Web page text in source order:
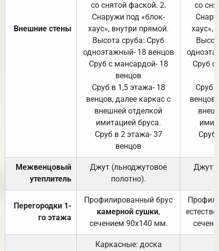
Внешние стены
со снятой фаской. 2.
Снаружи под «блок-
хаус», внутри прямой.
Высота сруба: Сруб
одноэтажный- 18 венцов
Сруб с мансардой- 18
венцов
Сруб в 1,5 этажа- 18
венцов, далее каркас с
внешней отделкой
имитацией бруса.
Сруб в 2 этажа- 37
венцов
со
хаус»,
Сруб с
Сруб
Сруб
Межвенцовый
утеплитель
Джут (льноджутовое
полотно).
Джут
Перегородки 1-
го этажа
Профилированный брус
камерной сушки,
сечением 90х140 мм.
Каркасные: доска